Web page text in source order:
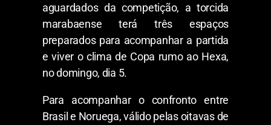
aguardados da competição, a torcida
marabaense terá três espaços
preparados para acompanhar a partida
e viver o clima de Copa rumo ao Hexa,
no domingo, dia 5.
Para acompanhar o confronto entre
Brasil e Noruega, válido pelas oitavas de